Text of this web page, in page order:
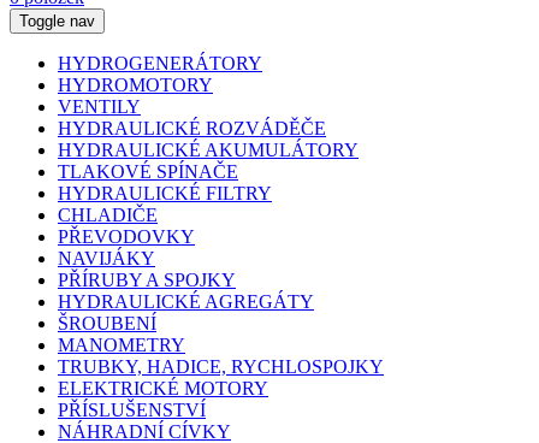
Toggle nav
HYDROGENERÁTORY
HYDROMOTORY
VENTILY
HYDRAULICKÉ ROZVÁDĚČE
HYDRAULICKÉ AKUMULÁTORY
TLAKOVÉ SPÍNAČE
HYDRAULICKÉ FILTRY
CHLADIČE
PŘEVODOVKY
NAVIJÁKY
PŘÍRUBY A SPOJKY
HYDRAULICKÉ AGREGÁTY
ŠROUBENÍ
MANOMETRY
TRUBKY, HADICE, RYCHLOSPOJKY
ELEKTRICKÉ MOTORY
PŘÍSLUŠENSTVÍ
NÁHRADNÍ CÍVKY